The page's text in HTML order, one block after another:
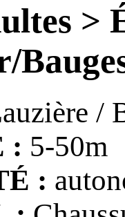
>
/
: 5-50m
: